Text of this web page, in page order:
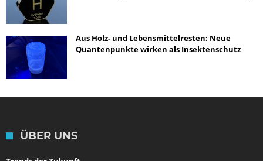
Aus Holz- und Lebensmittelresten: Neue
Quantenpunkte wirken als Insektenschutz
ÜBER UNS